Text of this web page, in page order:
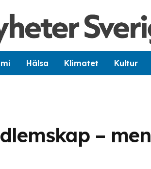
Hälsa Klimatet Kultur
–